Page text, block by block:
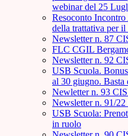
webinar del 25
Resoconto
della trattativa per
Newsletter n. 87
FLC CGIL
Newsletter n. 92
USB Scuola.
al 30 giugno.
Newletter n. 93
Newsletter n. 91/
USB Scuola:
in ruolo